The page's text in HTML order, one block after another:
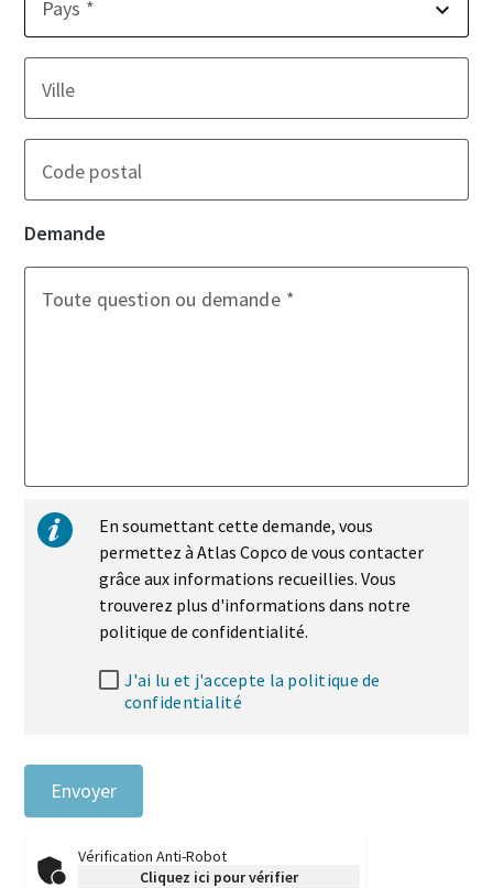
Pays
Ville
Code postal
Demande
Toute question ou demande
En soumettant cette demande, vous
permettez à Atlas Copco de vous contacter
grâce aux informations recueillies. Vous
trouverez plus d'informations dans notre
politique de confidentialité.
J'ai lu et j'accepte la politique de
confidentialité
Envoyer
Vérification Anti-Robot
Cliquez ici pour vérifier